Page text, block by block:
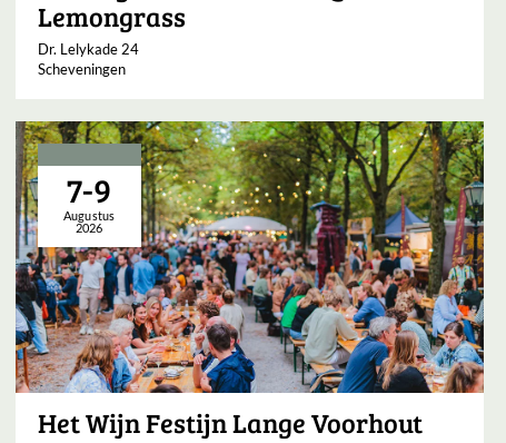
Lemongrass
Dr. Lelykade 24
Scheveningen
7-9
Augustus
2026
Het Wijn Festijn Lange Voorhout